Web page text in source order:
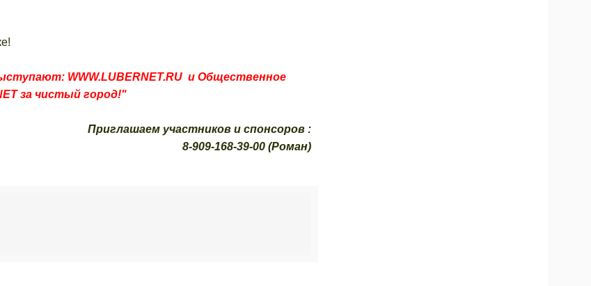
WWW.LUBERNET.RU и Общественное
за чистый город!"
Приглашаем участников и спонсоров :
8-909-168-39-00 (Роман)